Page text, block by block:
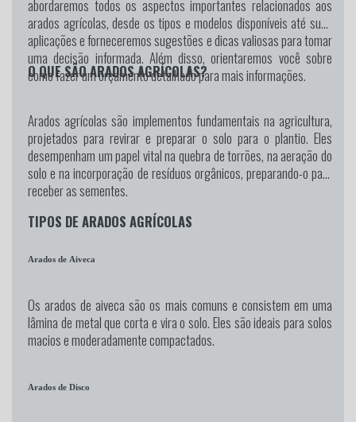
abordaremos todos os aspectos importantes relacionados aos
arados agrícolas, desde os tipos e modelos disponíveis até suas
aplicações e forneceremos sugestões e dicas valiosas para tomar
uma decisão informada. Além disso, orientaremos você sobre
como fazer um orçamento detalhado para mais informações.
O QUE SÃO ARADOS AGRÍCOLAS?
Arados agrícolas são implementos fundamentais na agricultura,
projetados para revirar e preparar o solo para o plantio. Eles
desempenham um papel vital na quebra de torrões, na aeração do
solo e na incorporação de resíduos orgânicos, preparando-o para
receber as sementes.
TIPOS DE ARADOS AGRÍCOLAS
Arados de Aiveca
Os arados de aiveca são os mais comuns e consistem em uma
lâmina de metal que corta e vira o solo. Eles são ideais para solos
macios e moderadamente compactados.
Arados de Disco